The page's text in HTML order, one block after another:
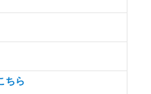
ちら